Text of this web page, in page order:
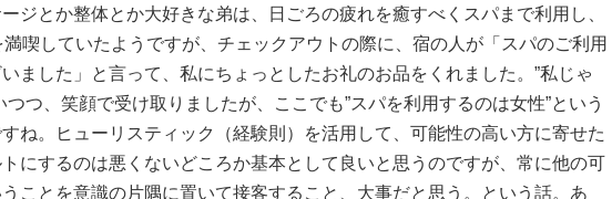
ジとか整体とか大好きな弟は、日ごろの疲れを癒すべくスパまで利用し、
喫していたようですが、チェックアウトの際に、宿の人が「スパのご利用
ました」と言って、私にちょっとしたお礼のお品をくれました。”私じゃ
つ、笑顔で受け取りましたが、ここでも”スパを利用するのは女性”という
ね。ヒューリスティック（経験則）を活用して、可能性の高い方に寄せた
にするのは悪くないどころか基本として良いと思うのですが、常に他の可
ことを意識の片隅に置いて接客すること、大事だと思う。という話。あ